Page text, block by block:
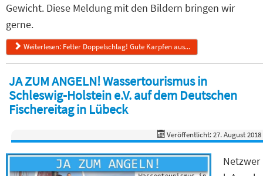
Gewicht. Diese Meldung mit den Bildern bringen wir
gerne.
Weiterlesen: Fetter Doppelschlag! Gute Karpfen aus...
JA ZUM ANGELN! Wassertourismus in
Schleswig-Holstein e.V. auf dem Deutschen
Fischereitag in Lübeck
Veröffentlicht: 27. August 2018
Netzwer